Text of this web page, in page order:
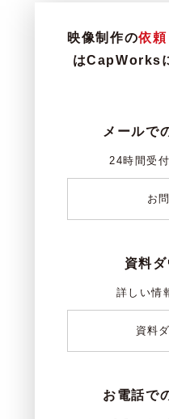
映像制作の依
はCapWorks
メールで
24時間受
お
資料
詳しい情
資料
お電話で